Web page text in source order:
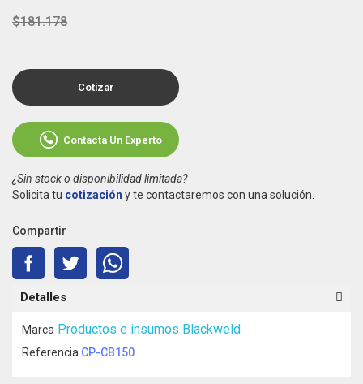
$181.178
Cotizar
Contacta Un Experto
¿Sin stock o disponibilidad limitada?
Solicita tu cotización y te contactaremos con una solución.
Compartir
Detalles
Marca Productos e insumos Blackweld
Referencia CP-CB150